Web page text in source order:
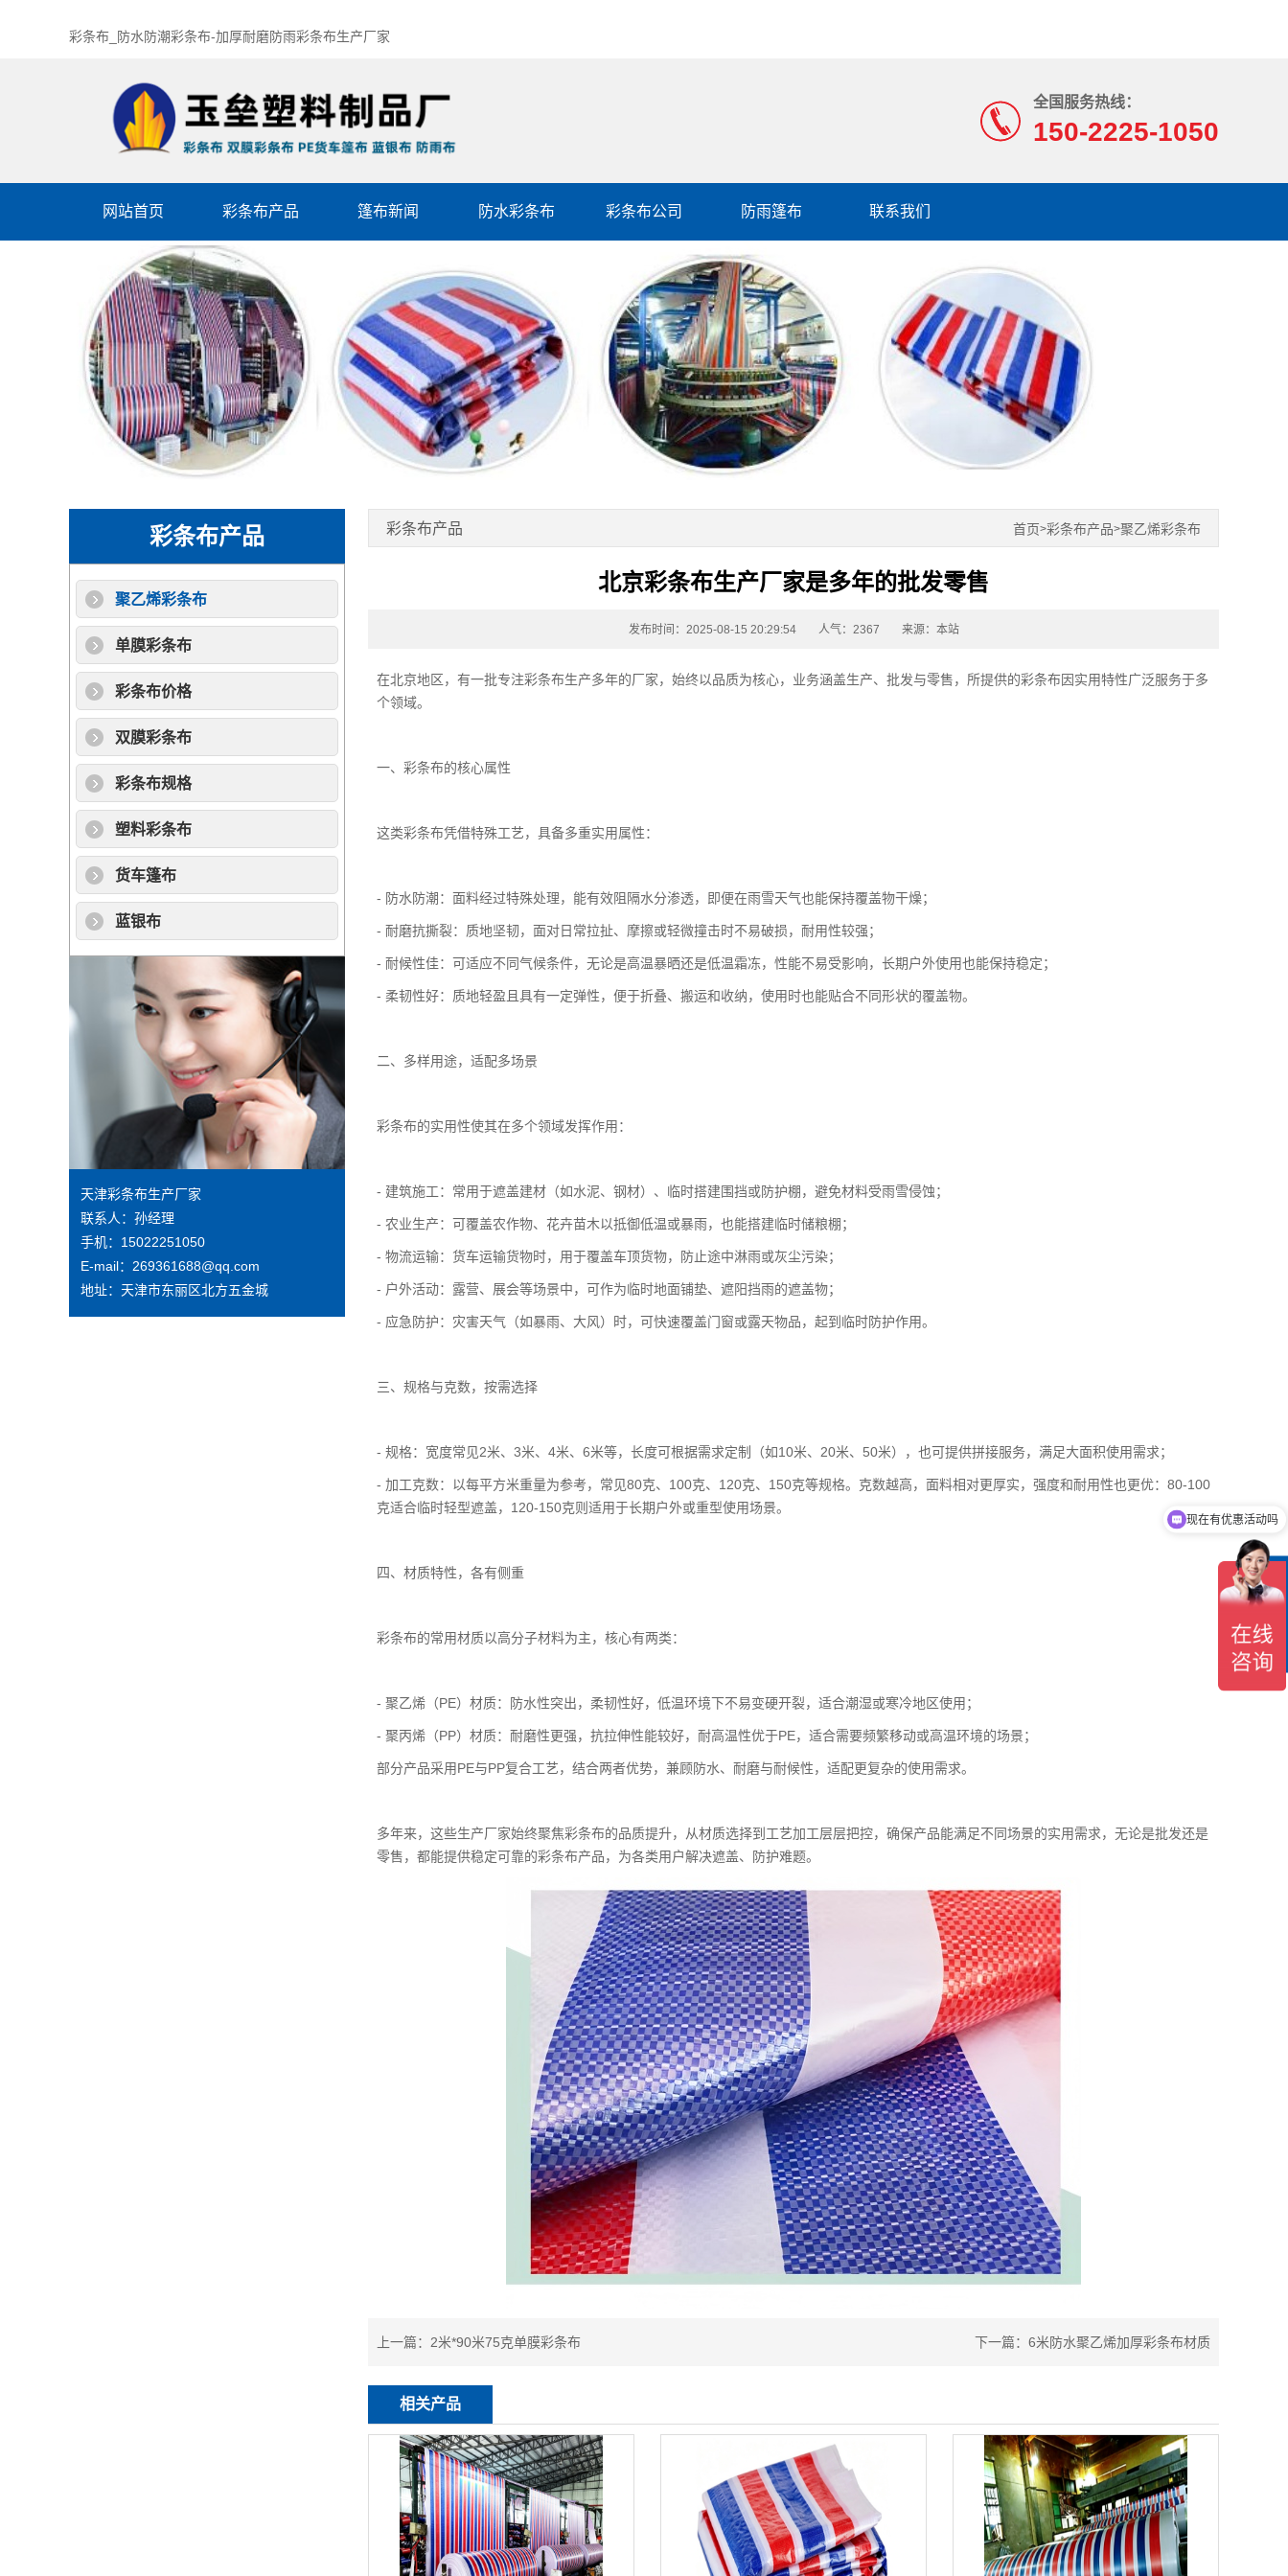
彩条布_防水防潮彩条布-加厚耐磨防雨彩条布生产厂家
全国服务热线：
150-2225-1050
网站首页 彩条布产品 篷布新闻 防水彩条布 彩条布公司 防雨篷布 联系我们
彩条布产品
聚乙烯彩条布
单膜彩条布
彩条布价格
双膜彩条布
彩条布规格
塑料彩条布
货车篷布
蓝银布
天津彩条布生产厂家
联系人：孙经理
手机：15022251050
E-mail：269361688@qq.com
地址：天津市东丽区北方五金城
彩条布产品 首页>彩条布产品>聚乙烯彩条布
北京彩条布生产厂家是多年的批发零售
发布时间：2025-08-15 20:29:54 人气：2367 来源：本站
在北京地区，有一批专注彩条布生产多年的厂家，始终以品质为核心，业务涵盖生产、批发与零售，所提供的彩条布因实用特性广泛服务于多
个领域。
一、 彩条布的核心属性
这类彩条布凭借特殊工艺，具备多重实用属性：
- 防水防潮：面料经过特殊处理，能有效阻隔水分渗透，即便在雨雪天气也能保持覆盖物干燥；
- 耐磨抗撕裂：质地坚韧，面对日常拉扯、摩擦或轻微撞击时不易破损，耐用性较强；
- 耐候性佳：可适应不同气候条件，无论是高温暴晒还是低温霜冻，性能不易受影响，长期户外使用也能保持稳定；
- 柔韧性好：质地轻盈且具有一定弹性，便于折叠、搬运和收纳，使用时也能贴合不同形状的覆盖物。
二、多样用途，适配多场景
彩条布的实用性使其在多个领域发挥作用：
- 建筑施工：常用于遮盖建材（如水泥、钢材）、临时搭建围挡或防护棚，避免材料受雨雪侵蚀；
- 农业生产：可覆盖农作物、花卉苗木以抵御低温或暴雨，也能搭建临时储粮棚；
- 物流运输：货车运输货物时，用于覆盖车顶货物，防止途中淋雨或灰尘污染；
- 户外活动：露营、展会等场景中，可作为临时地面铺垫、遮阳挡雨的遮盖物；
- 应急防护：灾害天气（如暴雨、大风）时，可快速覆盖门窗或露天物品，起到临时防护作用。
三、规格与克数，按需选择
- 规格：宽度常见2米、3米、4米、6米等，长度可根据需求定制（如10米、20米、50米），也可提供拼接服务，满足大面积使用需求；
- 加工克数：以每平方米重量为参考，常见80克、100克、120克、150克等规格。克数越高，面料相对更厚实，强度和耐用性也更优：80-100
克适合临时轻型遮盖，120-150克则适用于长期户外或重型使用场景。
四、材质特性，各有侧重
彩条布的常用材质以高分子材料为主，核心有两类：
- 聚乙烯（PE）材质：防水性突出，柔韧性好，低温环境下不易变硬开裂，适合潮湿或寒冷地区使用；
- 聚丙烯（PP）材质：耐磨性更强，抗拉伸性能较好，耐高温性优于PE，适合需要频繁移动或高温环境的场景；
部分产品采用PE与PP复合工艺，结合两者优势，兼顾防水、耐磨与耐候性，适配更复杂的使用需求。
多年来，这些生产厂家始终聚焦彩条布的品质提升，从材质选择到工艺加工层层把控，确保产品能满足不同场景的实用需求，无论是批发还是
零售，都能提供稳定可靠的彩条布产品，为各类用户解决遮盖、防护难题。
上一篇： 2米*90米75克单膜彩条布 下一篇：6米防水聚乙烯加厚彩条布材质
相关产品
在
线
服
现在有优惠活动吗